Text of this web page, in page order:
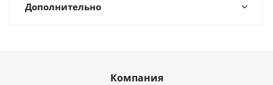
Дополнительно
Компания